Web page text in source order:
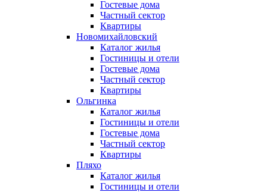
Гостевые дома
Частный сектор
Квартиры
Новомихайловский
Каталог жилья
Гостиницы и отели
Гостевые дома
Частный сектор
Квартиры
Ольгинка
Каталог жилья
Гостиницы и отели
Гостевые дома
Частный сектор
Квартиры
Пляхо
Каталог жилья
Гостиницы и отели